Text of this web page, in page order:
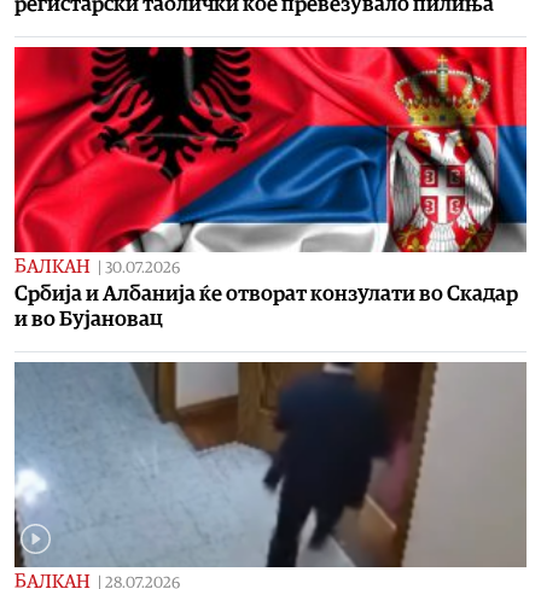
регистарски таблички кое превезувало пилиња
БАЛКАН 30.07.2026
Србија и Албанија ќе отворат конзулати во Скадар
и во Бујановац
БАЛКАН 28.07.2026